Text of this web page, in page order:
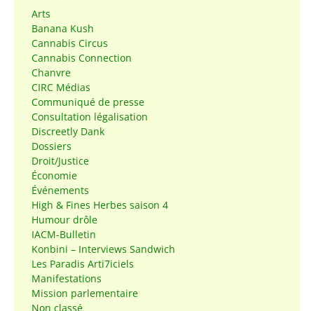
Arts
Banana Kush
Cannabis Circus
Cannabis Connection
Chanvre
CIRC Médias
Communiqué de presse
Consultation légalisation
Discreetly Dank
Dossiers
Droit/Justice
Économie
Événements
High & Fines Herbes saison 4
Humour drôle
IACM-Bulletin
Konbini – Interviews Sandwich
Les Paradis Arti7iciels
Manifestations
Mission parlementaire
Non classé